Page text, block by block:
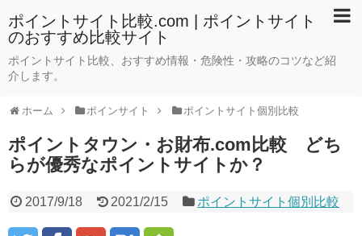
ポイントサイト比較.com | ポイントサイト
のおすすめ比較サイト
ポイントサイト比較、おすすめ情報・危険性・攻略のコツなど紹
介します。
ホーム ポインサイト ポイントサイト個別比較
ポイントタウン・お財布.com比較 どち
らが優秀なポイントサイトか？
2017/9/18 2021/2/15 ポイントサイト個別比較